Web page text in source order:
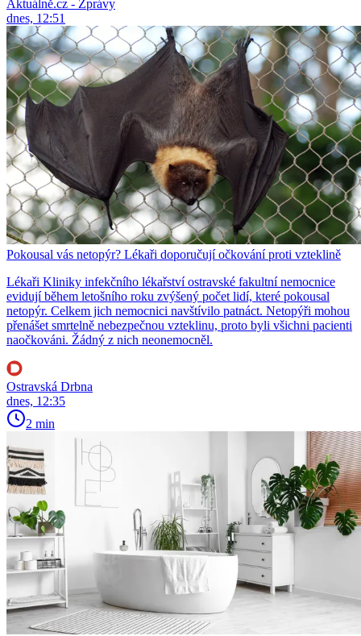
Aktuálně.cz - Zprávy
dnes, 12:51
Pokousal vás netopýr? Lékaři doporučují očkování proti vzteklině
Lékaři Kliniky infekčního lékařství ostravské fakultní nemocnice
evidují během letošního roku zvýšený počet lidí, které pokousal
netopýr. Celkem jich nemocnici navštívilo patnáct. Netopýři mohou
přenášet smrtelně nebezpečnou vzteklinu, proto byli všichni pacienti
naočkováni. Žádný z nich neonemocněl.
Ostravská Drbna
dnes, 12:35
2 min